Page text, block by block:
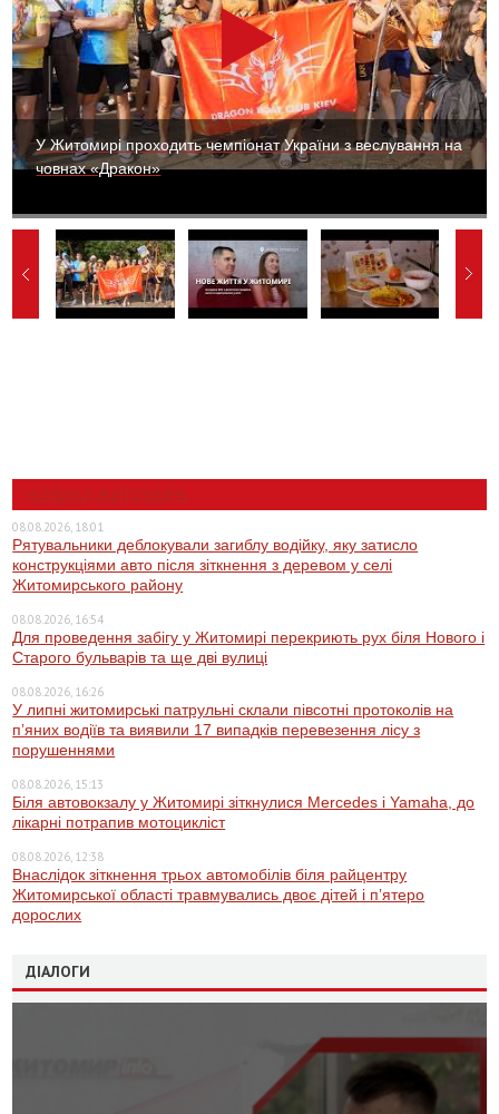
У Житомирі проходить чемпіонат України з веслування на
човнах «Дракон»
НОВИНИ ЖИТОМИРА
08.08.2026, 18:01
Рятувальники деблокували загиблу водійку, яку затисло
конструкціями авто після зіткнення з деревом у селі
Житомирського району
08.08.2026, 16:54
Для проведення забігу у Житомирі перекриють рух біля Нового і
Старого бульварів та ще дві вулиці
08.08.2026, 16:26
У липні житомирські патрульні склали півсотні протоколів на
пʼяних водіїв та виявили 17 випадків перевезення лісу з
порушеннями
08.08.2026, 15:13
Біля автовокзалу у Житомирі зіткнулися Mercedes і Yamaha, до
лікарні потрапив мотоцикліст
08.08.2026, 12:38
Внаслідок зіткнення трьох автомобілів біля райцентру
Житомирської області травмувались двоє дітей і пʼятеро
дорослих
ДІАЛОГИ